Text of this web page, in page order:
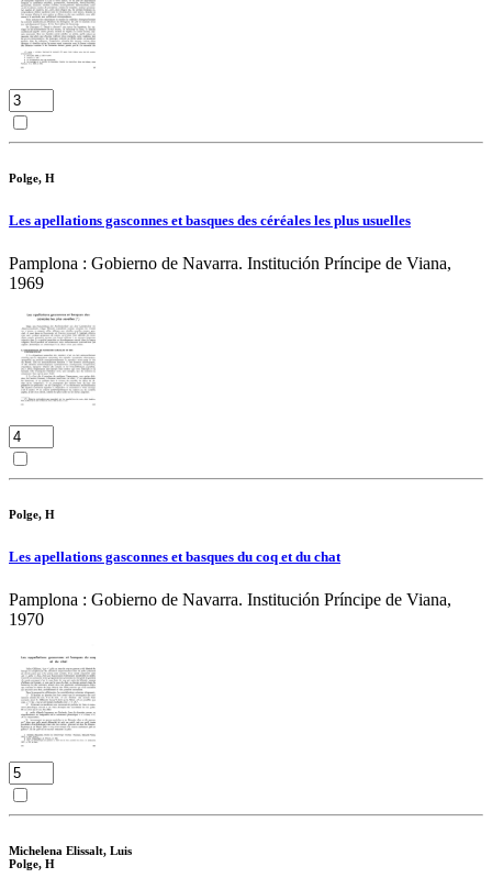
Polge, H
Les apellations gasconnes et basques des céréales les plus usuelles
Pamplona : Gobierno de Navarra. Institución Príncipe de Viana,
1969
Polge, H
Les apellations gasconnes et basques du coq et du chat
Pamplona : Gobierno de Navarra. Institución Príncipe de Viana,
1970
Michelena Elissalt, Luis
Polge, H